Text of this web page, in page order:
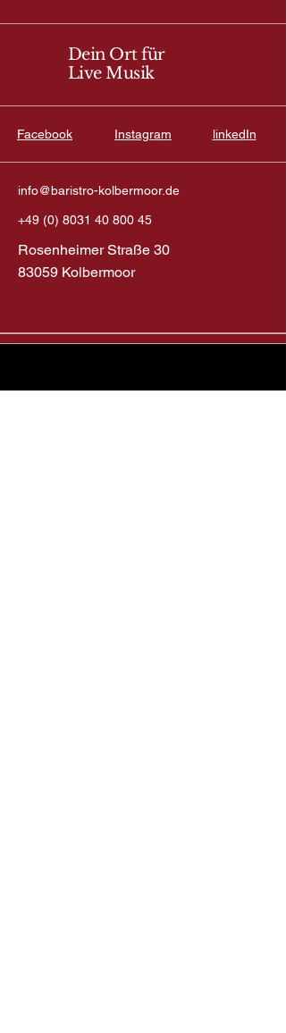
Dein Ort für
Live Musik
Facebook Instagram linkedIn
info@baristro-kolbermoor.de
+49 (0) 8031 40 800 45
Rosenheimer Straße 30
83059 Kolbermoor